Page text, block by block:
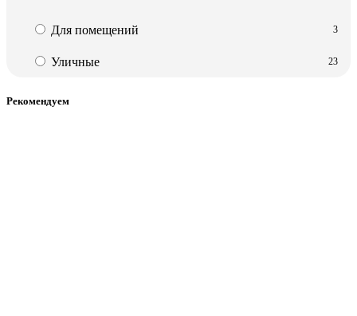
Для помещений 3
Уличные 23
Рекомендуем